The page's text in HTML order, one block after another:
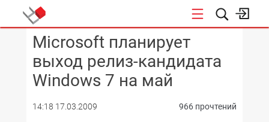
КОНФЕРЕНЦИИ
Microsoft планирует
выход релиз-кандидата
Windows 7 на май
14:18 17.03.2009 966 прочтений